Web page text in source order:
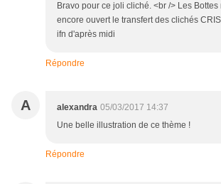
Bravo pour ce joli cliché. <br /> Les
encore ouvert le transfert des clichés
ifn d'après midi
Répondre
A alexandra 05/03/2017 14:37
Une belle illustration de ce thème !
Répondre